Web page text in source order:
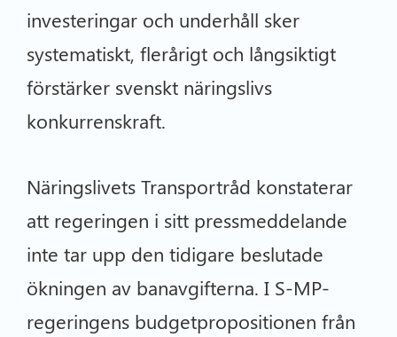
investeringar och underhåll sker
systematiskt, flerårigt och långsiktigt
förstärker svenskt näringslivs
konkurrenskraft.
Näringslivets Transportråd konstaterar
att regeringen i sitt pressmeddelande
inte tar upp den tidigare beslutade
ökningen av banavgifterna. I S-MP-
regeringens budgetpropositionen från